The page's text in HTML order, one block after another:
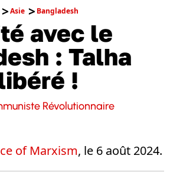
Asie Bangladesh
avec le
: Talha
!
Révolutionnaire
of Marxism, le 6 août 2024.